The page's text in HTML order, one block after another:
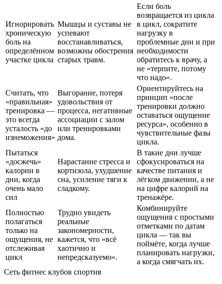
Игнорировать
хроническую
боль на
определённом
участке цикла
Мышцы и суставы не
успевают
восстанавливаться,
возможны обострения
старых травм.
Если боль
возвращается из цикла
в цикл, сократите
нагрузку в
проблемные дни и при
необходимости
обратитесь к врачу, а
не «терпите, потому
что надо».
Считать, что
«правильная»
тренировка —
это всегда
усталость «до
изнеможения»
Выгорание, потеря
удовольствия от
процесса, негативные
ассоциации с залом
или тренировками
дома.
Ориентируйтесь на
принцип «после
тренировки должно
оставаться ощущение
ресурса», особенно в
чувствительные фазы
цикла.
Пытаться
«досжечь»
калории в
дни, когда
очень мало
сил
Нарастание стресса и
кортизола, ухудшение
сна, усиление тяги к
сладкому.
В такие дни лучше
сфокусироваться на
качестве питания и
лёгком движении, а не
на цифре калорий на
тренажёре.
Полностью
полагаться
только на
ощущения, не
отслеживая
цикл
Трудно увидеть
реальные
закономерности,
кажется, что «всё
хаотично и
непредсказуемо».
Комбинируйте
ощущения с простыми
отметками по датам
цикла — так вы
поймёте, когда лучше
планировать нагрузки,
а когда смягчать их.
Сеть фитнес клубов спортив